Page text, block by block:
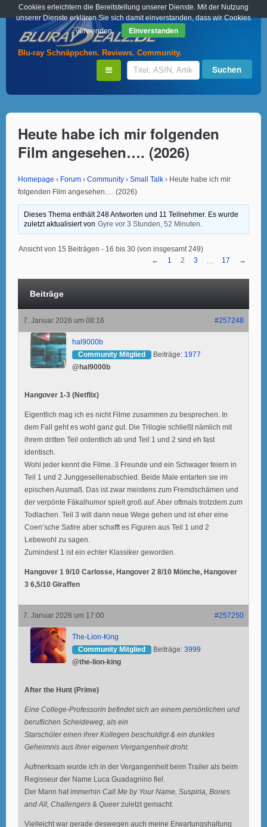
Blu-ray Schnäppchen. Reviews. Community.
Heute habe ich mir folgenden
Film angesehen…. (2026)
Homepage › Forum › Community › Small Talk › Heute habe ich mir
folgenden Film angesehen…. (2026)
Dieses Thema enthält 248 Antworten und 11 Teilnehmer. Es wurde
zuletzt aktualisiert von Gyre vor 3 Stunden, 52 Minuten
Ansicht von 15 Beiträgen - 16 bis 30 (von insgesamt 249)
←
1 2 3 17 →
Beiträge
7. Januar 2026 um 08:16 #257248
hal9000b
Community Mitglied
Beiträge: 1977
@hal9000b
Hangover 1-3 (Netflix)
Eigentlich mag ich es nicht Filme zusammen zu besprechen. In
dem Fall geht es wohl ganz gut. Die Trilogie schließt nämlich mit
ihrem dritten Teil ordentlich ab und Teil 1 und 2 sind eh fast
identisch.
Wohl jeder kennt die Filme. 3 Freunde und ein Schwager feiern in
Teil 1 und 2 Junggesellenabschied. Beide Male entarten sie im
epischen Ausmaß. Das ist zwar meistens zum Fremdschämen und
der verpönte Fäkalhumor spielt groß auf. Aber oftmals trotzdem zum
Todlachen. Teil 3 will dann neue Wege gehen und ist eher eine
Coen‘sche Satire aber schafft es Figuren aus Teil 1 und 2
Lebewohl zu sagen.
Zumindest 1 ist ein echter Klassiker geworden.
Hangover 1 9/10 Carlosse, Hangover 2 8/10 Mönche, Hangover
3 6,5/10 Giraffen
7. Januar 2026 um 17:00 #257250
The-Lion-King
Community Mitglied
Beiträge: 3999
@the-lion-king
After the Hunt (Prime)
Eine College-Professorin befindet sich an einem persönlichen und
beruflichen Scheideweg, als ein
Starschüler einen ihrer Kollegen beschuldigt & ein dunkles
Geheimnis aus ihrer eigenen Vergangenheit droht.
Aufmerksam wurde ich in der Vergangenheit beim Trailer als beim
Regisseur der Name Luca Guadagnino fiel.
Der Mann hat immerhin Call Me by Your Name, Suspiria, Bones
and All, Challengers & Queerzuletzt gemacht.
Vielleicht war gerade deswegen auch meine Erwartungshaltung
Cookies erleichtern die Bereitstellung unserer Dienste. Mit der Nutzung
unserer Dienste erklären Sie sich damit einverstanden, dass wir Cookies
verwenden.
Einverstanden